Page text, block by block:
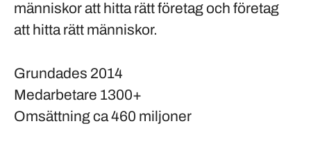
människor att hitta rätt företag och företag
att hitta rätt människor.
Grundades 2014
Medarbetare 1300+
Omsättningca 460 miljoner